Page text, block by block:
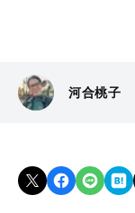
河合桃子